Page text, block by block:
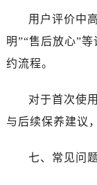
用户评价中
明”“售后放心”
约流程。
对于首次使
与后续保养建议
七、常见问